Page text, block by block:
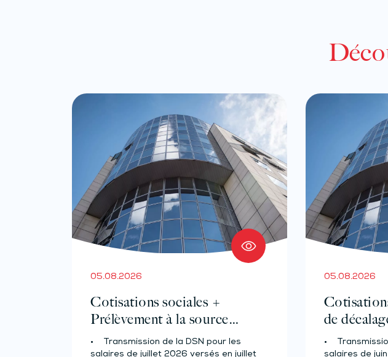
05.08.2026
Cotisations sociales +
Prélèvement à la source
pour les salariés et assimilés
(effectif d’au moins 50
• Transmission de la DSN pour les
salaires de juillet 2026 versés en juillet
05.08.2026
de
salariés et
•
salaires de